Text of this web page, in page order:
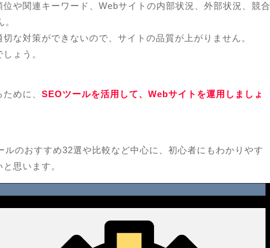
や関連キーワード、Webサイトの内部状況、外部状況、競合
な対策ができないので、サイトの品質が上がりません。
ょう。
めに、 SEOツールを活用して、Webサイトを運用しましょ
ルのおすすめ32選や比較など中心に、初心者にもわかりやす
思います。